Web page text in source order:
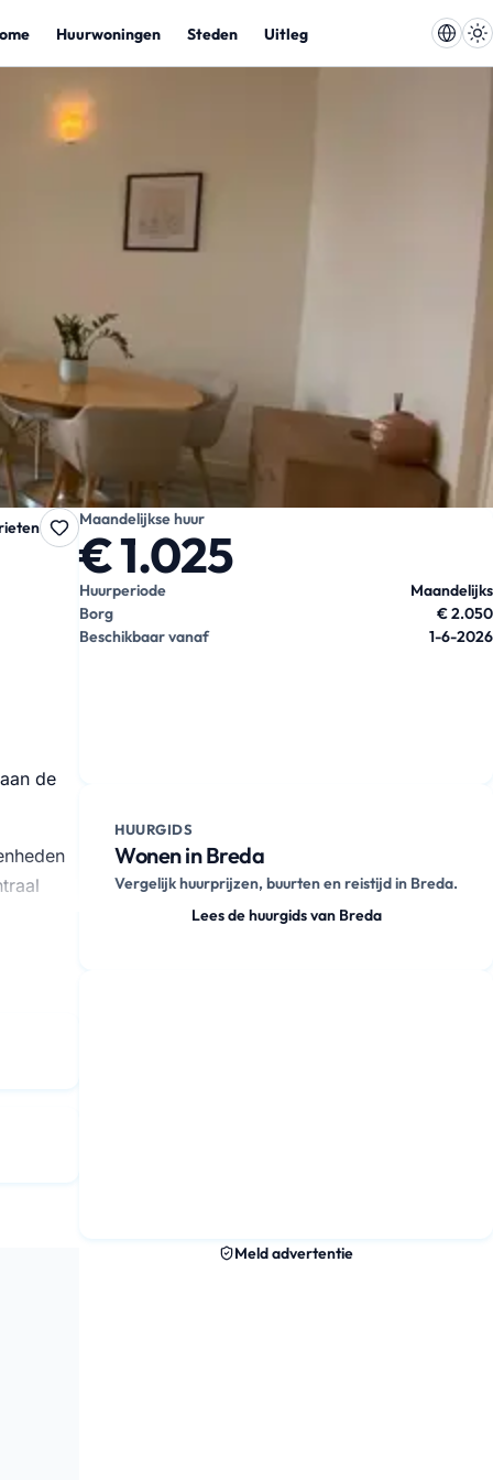
Huurwoningen Steden Uitleg
de
Maandelijkse huur
€ 1.025
Huurperiode
Maandelijks
Borg
€ 2.050
Beschikbaar vanaf
1-6-2026
HUURGIDS
Wonen in Breda
Vergelijk huurprijzen, buurten en reistijd in Breda.
Lees de huurgids van Breda
Meld advertentie